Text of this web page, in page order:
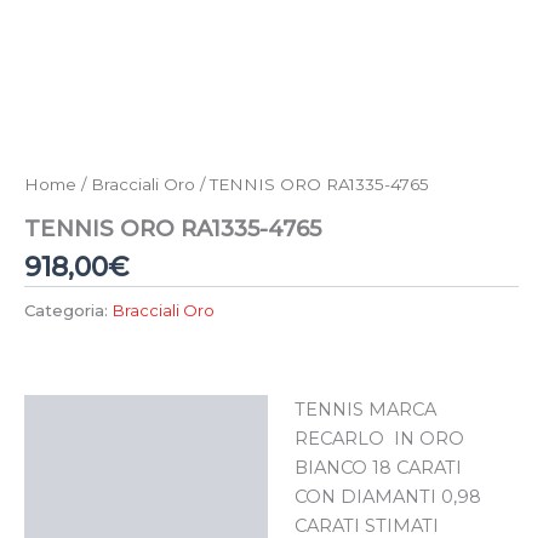
Home / Bracciali Oro / TENNIS ORO RA1335-4765
TENNIS ORO RA1335-4765
918,00€
Categoria: Bracciali Oro
TENNIS MARCA
RECARLO IN ORO
BIANCO 18 CARATI
CON DIAMANTI 0,98
CARATI STIMATI